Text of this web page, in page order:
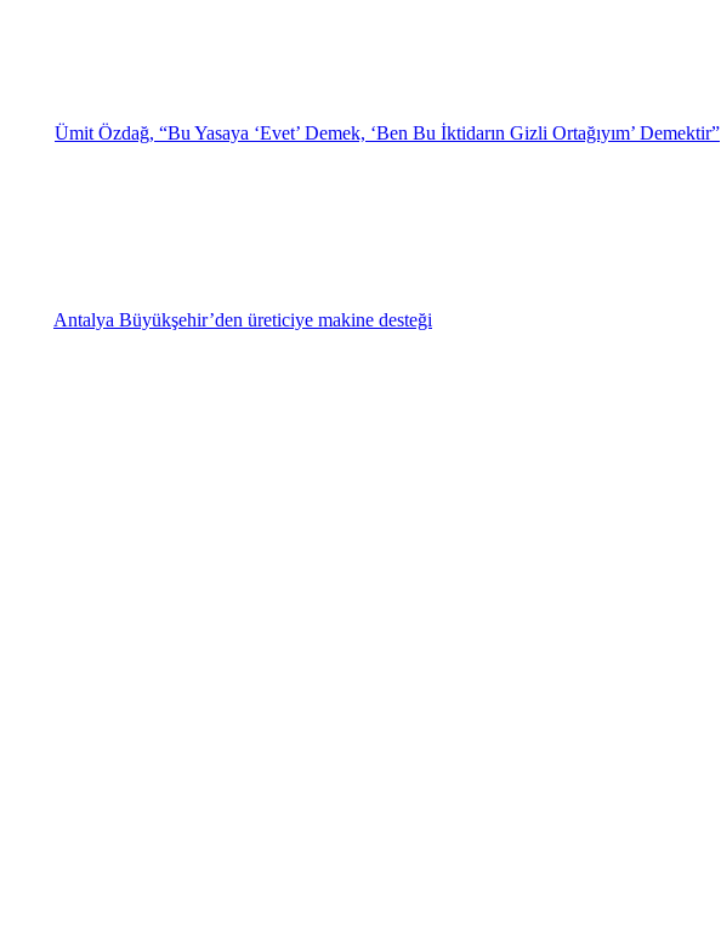
Ümit Özdağ, “Bu Yasaya ‘Evet’ Demek, ‘Ben Bu İktidarın Gizli Ortağıyım’ Demektir”
Antalya Büyükşehir’den üreticiye makine desteği